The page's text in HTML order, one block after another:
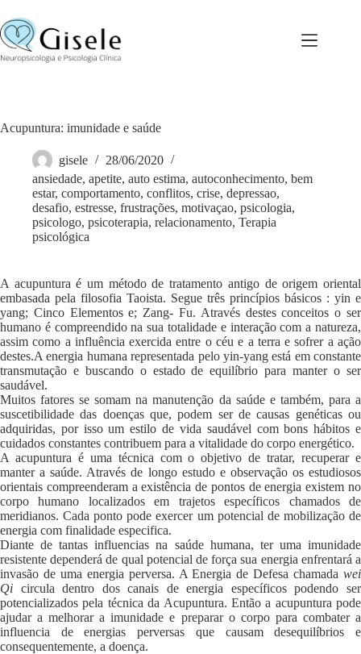
para
o
conteúdo
Acupuntura: imunidade e saúde
gisele
28/06/2020
ansiedade, apetite, auto estima, autoconhecimento, bem
estar, comportamento, conflitos, crise, depressao,
desafio, estresse, frustrações, motivaçao, psicologia,
psicologo, psicoterapia, relacionamento, Terapia
psicológica
A acupuntura é um método de tratamento antigo de origem oriental
embasada pela filosofia Taoista. Segue três princípios básicos : yin e
yang; Cinco Elementos e; Zang- Fu. Através destes conceitos o ser
humano é compreendido na sua totalidade e interação com a natureza,
assim como a influência exercida entre o céu e a terra e sofrer a ação
destes.A energia humana representada pelo yin-yang está em constante
transmutação e buscando o estado de equilíbrio para manter o ser
saudável.
Muitos fatores se somam na manutenção da saúde e também, para a
suscetibilidade das doenças que, podem ser de causas genéticas ou
adquiridas, por isso um estilo de vida saudável com bons hábitos e
cuidados constantes contribuem para a vitalidade do corpo energético.
A acupuntura é uma técnica com o objetivo de tratar, recuperar e
manter a saúde. Através de longo estudo e observação os estudiosos
orientais compreenderam a existência de pontos de energia existem no
corpo humano localizados em trajetos específicos chamados de
meridianos. Cada ponto pode exercer um potencial de mobilização de
energia com finalidade especifica.
Diante de tantas influencias na saúde humana, ter uma imunidade
resistente dependerá de qual potencial de força sua energia enfrentará a
invasão de uma energia perversa. A Energia de Defesa chamada wei
Qi circula dentro dos canais de energia específicos podendo ser
potencializados pela técnica da Acupuntura. Então a acupuntura pode
ajudar a melhorar a imunidade e preparar o corpo para combater a
influencia de energias perversas que causam desequilíbrios e
consequentemente, a doença.